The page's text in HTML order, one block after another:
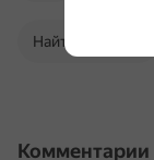
Найти в Поиске
Комментарии